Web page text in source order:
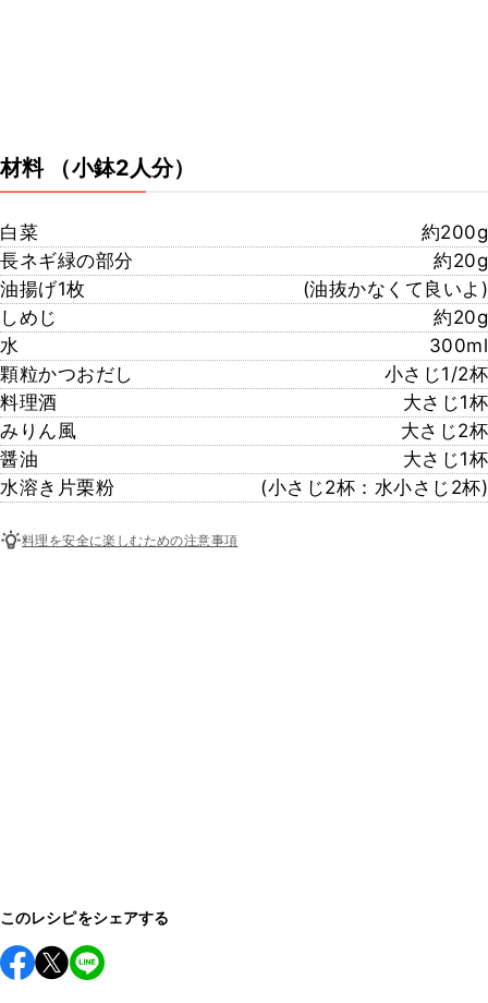
材料 （小鉢2人分）
白菜
約200g
長ネギ緑の部分
約20g
油揚げ1枚
(油抜かなくて良いよ)
しめじ
約20g
水
300ml
顆粒かつおだし
小さじ1/2杯
料理酒
大さじ1杯
みりん風
大さじ2杯
醤油
大さじ1杯
水溶き片栗粉
(小さじ2杯：水小さじ2杯)
料理を安全に楽しむための注意事項
このレシピをシェアする